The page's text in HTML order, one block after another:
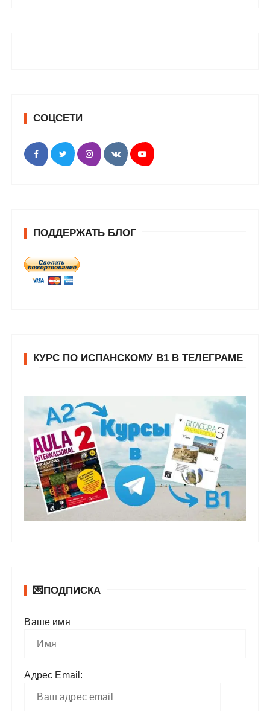
СОЦСЕТИ
ПОДДЕРЖАТЬ БЛОГ
КУРС ПО ИСПАНСКОМУ В1 В ТЕЛЕГРАМЕ
💌ПОДПИСКА
Ваше имя
Адрес Email: